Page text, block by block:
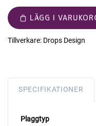
LÄGG I
Tillverkare: Drops Design
SPECIFIKATIONER
Plaggtyp